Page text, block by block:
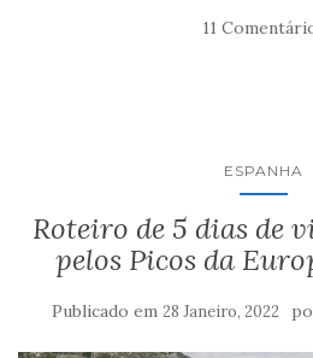
11
ESPANHA
Roteiro de 5 dias de
pelos Picos da
Publicado em 28 Janeiro, 2022